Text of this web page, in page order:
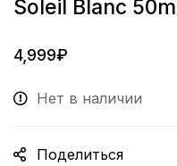
Soleil Blanc
4,999₽
Нет в наличии
Поделиться